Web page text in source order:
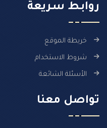
روابـط سـريعة
خريطة الموقع
شروط الاستخدام
الأسئلة الشائعة
تواصل معنا